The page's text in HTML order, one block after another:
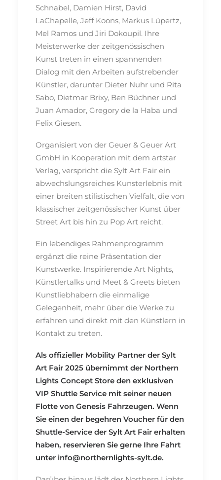
Schnabel, Damien Hirst, David
LaChapelle, Jeff Koons, Markus Lüpertz,
Mel Ramos und Jiri Dokoupil. Ihre
Meisterwerke der zeitgenössischen
Kunst treten in einen spannenden
Dialog mit den Arbeiten aufstrebender
Künstler, darunter Dieter Nuhr und Rita
Sabo, Dietmar Brixy, Ben Büchner und
Juan Amador, Gregory de la Haba und
Felix Giesen.
Organisiert von der Geuer & Geuer Art
GmbH in Kooperation mit dem artstar
Verlag, verspricht die Sylt Art Fair ein
abwechslungsreiches Kunsterlebnis mit
einer breiten stilistischen Vielfalt, die von
klassischer zeitgenössischer Kunst über
Street Art bis hin zu Pop Art reicht.
Ein lebendiges Rahmenprogramm
ergänzt die reine Präsentation der
Kunstwerke. Inspirierende Art Nights,
Künstlertalks und Meet & Greets bieten
Kunstliebhabern die einmalige
Gelegenheit, mehr über die Werke zu
erfahren und direkt mit den Künstlern in
Kontakt zu treten.
Als offizieller Mobility Partner der Sylt
Art Fair 2025 übernimmt der Northern
Lights Concept Store den exklusiven
VIP Shuttle Service mit seiner neuen
Flotte von Genesis Fahrzeugen. Wenn
Sie einen der begehren Voucher für den
Shuttle-Service der Sylt Art Fair erhalten
haben, reservieren Sie gerne Ihre Fahrt
unter info@northernlights-sylt.de.